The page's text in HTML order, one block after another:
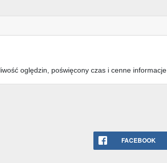
oględzin, poświęcony czas i cenne informacje
FACEBOOK